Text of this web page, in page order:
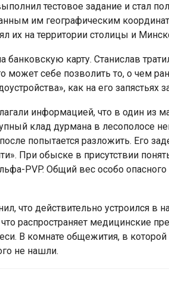
тестовое задание и стал
им географическим
их на территории столицы и
карту. Станислав
может себе позволить то, о чем
как на его запястьях
информацией, что в один из
клад дурмана в лесополосе
попытается разложить. Его
При обыске в присутствии
PVP. Общий вес особо опасного
что действительно устроился в
распространяет медицинские
В комнате общежития, в
не нашли.